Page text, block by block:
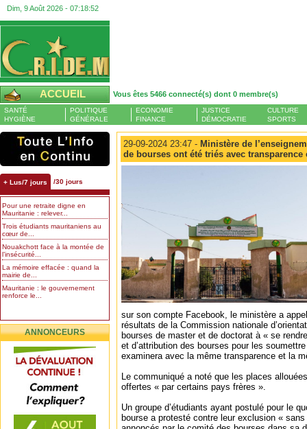
Dim, 9 Août 2026 - 07:18:53
ACCUEIL Vous êtes 5466 connecté(s) dont 0 membre(s)
SANTÉ
HYGIÈNE
POLITIQUE
GÉNÉRALE
ECONOMIE
FINANCE
JUSTICE
DÉMOCRATIE
CULTURE
SPORTS
+ Lus/7 jours /30 jours
Pour une retraite digne en
Mauritanie : relever...
Trois étudiants mauritaniens au
cœur de...
Nouakchott face à la montée de
l’insécurité...
La mémoire effacée : quand la
mairie de...
Mauritanie : le gouvernement
renforce le...
ANNONCEURS
29-09-2024 23:47 - Ministère de
de bourses ont été triés avec transparence
sur son compte Facebook, le ministère a
résultats de la Commission nationale
bourses de master et de doctorat à « se
et d’attribution des bourses pour les
examinera avec la même transparence et la
Le communiqué a noté que les places
offertes « par certains pays frères ».
Un groupe d’étudiants ayant postulé pour le
bourse a protesté contre leur exclusion «